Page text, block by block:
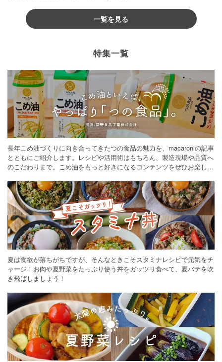
一覧を見る
特集一覧
長年こめ油づくりに向き合ってきたつの食品の魅力を、macaroniの記事
とともにご紹介します。レシピや活用術はもちろん、製造現場や品質へ
のこだわりまで。こめ油をもっと好きになるコンテンツをぜひお楽しみ
夏は食欲が落ちがちですが、そんなときこそスタミナレシピで元気をチ
ャージ！お肉や夏野菜をたっぷり使う丼をガッツリ食べて、夏バテを吹
き飛ばしましょう！